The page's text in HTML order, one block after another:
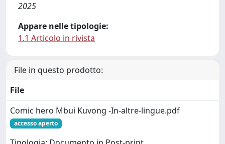
2025
Appare nelle tipologie:
1.1 Articolo in rivista
File in questo prodotto:
File
Comic hero Mbui Kuvong -In-altre-lingue.pdf
accesso aperto